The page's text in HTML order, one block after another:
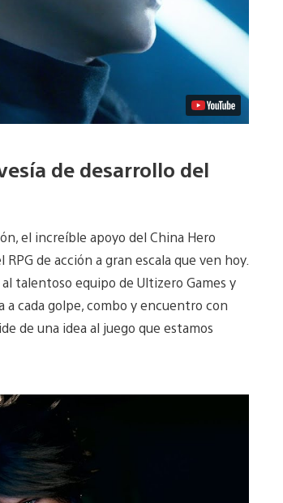
de desarrollo del
el increíble apoyo del China Hero
de acción a gran escala que ven hoy.
talentoso equipo de Ultizero Games y
a cada golpe, combo y encuentro con
de una idea al juego que estamos